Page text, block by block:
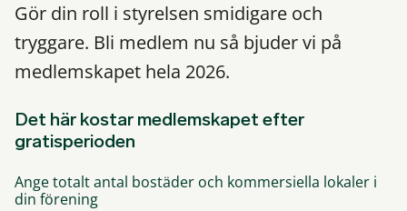
Gör din roll i styrelsen smidigare och
tryggare. Bli medlem nu så bjuder vi på
medlemskapet hela 2026.
Det här kostar medlemskapet efter
gratisperioden
Ange totalt antal bostäder och kommersiella lokaler i
din förening